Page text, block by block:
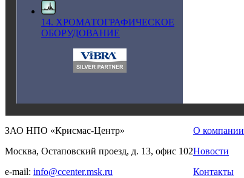
14. ХРОМАТОГРАФИЧЕСКОЕ
ОБОРУДОВАНИЕ
ЗАО НПО «Крисмас-Центр»
Москва, Остаповский проезд, д. 13, офис 102
e-mail: info@ccenter.msk.ru
О компании
Новости
Контакты